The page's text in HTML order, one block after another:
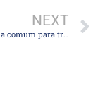
NEXT
Ideia de moeda comum para transações é antiga, mas nunca saiu do papel